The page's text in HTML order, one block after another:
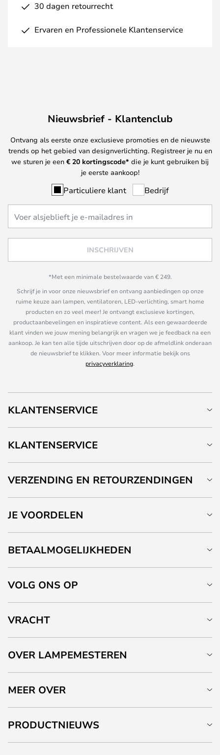
30 dagen retourrecht
Ervaren en Professionele Klantenservice
Nieuwsbrief - Klantenclub
Ontvang als eerste onze exclusieve promoties en de nieuwste
trends op het gebied van designverlichting. Registreer je nu en
we sturen je een € 20 kortingscode* die je kunt gebruiken bij
je eerste aankoop!
Particuliere klant Bedrijf
INSCHRIJVEN
*Met een minimale bestelwaarde van € 249.
Schrijf je in voor onze nieuwsbrief en ontvang aanbiedingen op onze
ruime keuze aan lampen, ventilatoren, LED-verlichting, smart home
producten en zo veel meer! Je ontvangt exclusieve kortingen,
productaanbevelingen en inspiratieve content. Als een gewaardeerde
klant vinden we jouw mening belangrijk en vragen we je feedback na een
aankoop. Je kan ten alle tijde uitschrijven door op de afmeldlink onderaan
de nieuwsbrief te klikken. Voor meer informatie bekijk ons
privacyverklaring.
KLANTENSERVICE
KLANTENSERVICE
VERZENDING EN RETOURZENDINGEN
JE VOORDELEN
BETAALMOGELIJKHEDEN
VOLG ONS OP
VRACHT
OVER LAMPEMESTEREN
MEER OVER
PRODUCTNIEUWS